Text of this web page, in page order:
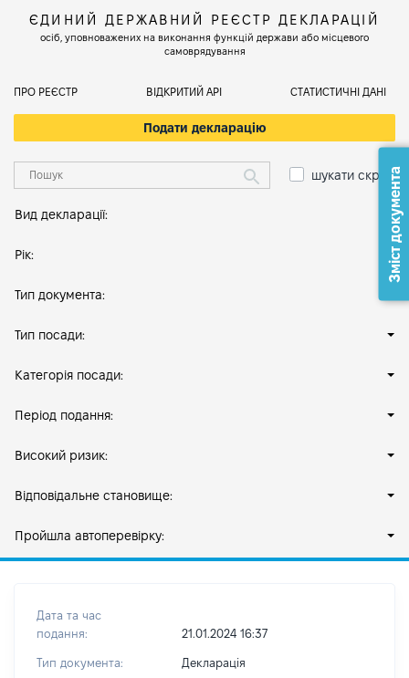
ЄДИНИЙ ДЕРЖАВНИЙ РЕЄСТР ДЕКЛАРАЦІЙ
осіб, уповноважених на виконання функцій держави або місцевого
самоврядування
ПРО РЕЄСТР ВІДКРИТИЙ АРІ СТАТИСТИЧНІ ДАНІ
Подати декларацію
шукати скрізь
Вид декларації:
Рік:
Тип документа:
Тип посади:
Категорія посади:
Період подання:
Високий ризик:
Відповідальне становище:
Пройшла автоперевірку:
Дата та час
подання:
21.01.2024 16:37
Тип документа: Декларація
Зміст документа